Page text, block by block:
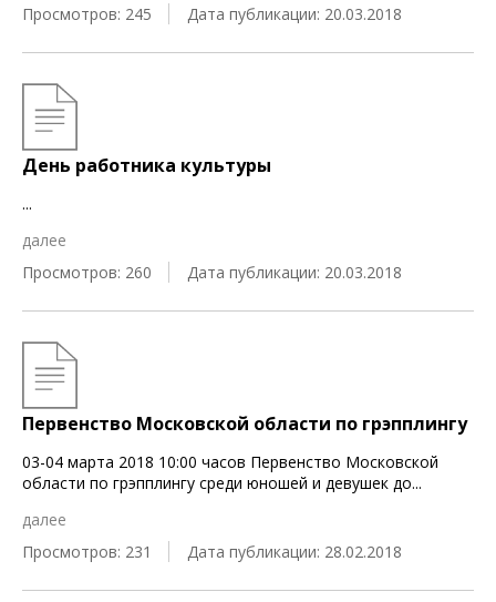
Просмотров: 245
Дата публикации: 20.03.2018
День работника культуры
...
далее
Просмотров: 260
Дата публикации: 20.03.2018
Первенство Московской области по грэпплингу
03-04 марта 2018 10:00 часов Первенство Московской
области по грэпплингу среди юношей и девушек до...
далее
Просмотров: 231
Дата публикации: 28.02.2018